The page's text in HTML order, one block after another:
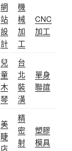
網
站
設
計
機
械
加
工
CNC
加工
兒
童
木
琴
台
北
裝
潢
單身
聯誼
美
睫
店
精
密
射
塑膠
模具